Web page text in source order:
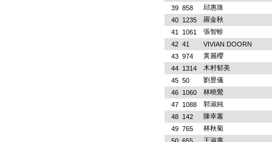
39 858
邱惠珠
40 1235
羅金秋
41
1061
張智軫
42 41
VIVIAN DOORN
43 974
黃麗櫻
44 1314
木村郁美
45 50
劉昱儀
46 1060
林曉鶯
47 1088
郭淑純
48 142
陳幸蕙
49 765
林秋菊
王淑惠